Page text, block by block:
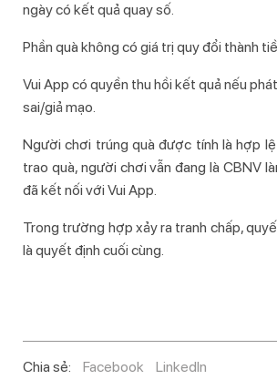
ngày có kết quả quay số.
Phần quà không có giá trị quy đổi thành
Vui App có quyền thu hồi kết quả nếu
sai/giả mạo.
Người chơi trúng quà được tính là hợp
trao quà, người chơi vẫn đang là CBNV
đã kết nối với Vui App.
Trong trường hợp xảy ra tranh chấp,
là quyết định cuối cùng.
Chia sẻ: Facebook LinkedIn